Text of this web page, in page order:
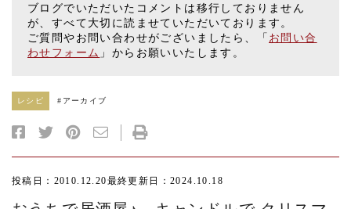
ブログでいただいたコメントは移行しておりません
が、すべて大切に読ませていただいております。
ご質問やお問い合わせがございましたら、「 お問い合
わせフォーム 」からお願いいたします。
レシピ # アーカイブ
投稿日：2010.12.20最終更新日：2024.10.18